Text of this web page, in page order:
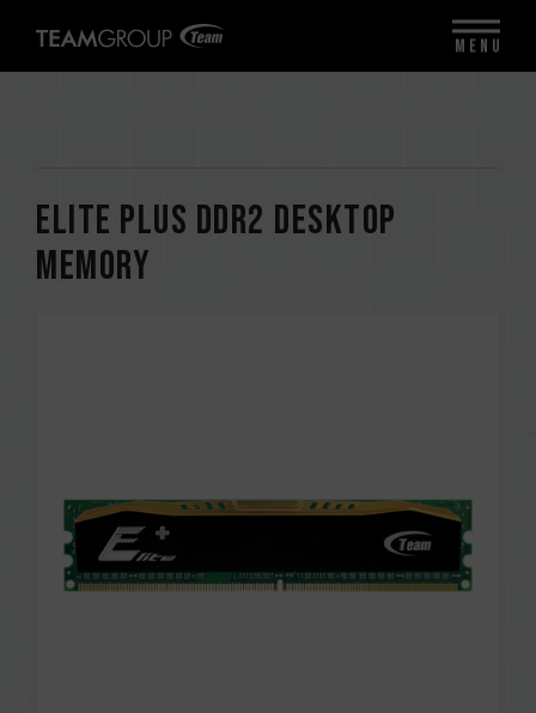
ELITE PLUS DDR2 DESKTOP
MEMORY
MENU